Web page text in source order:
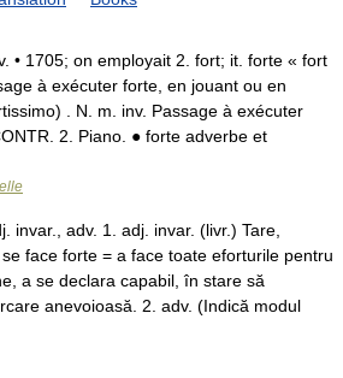
• 1705; on employait 2. fort; it. forte « fort
à exécuter forte, en jouant ou en
. N. m. inv. Passage à exécuter
2. Piano. ● forte adverbe et
invar., adv. 1. adj. invar. (livr.) Tare,
face forte = a face toate eforturile pentru
a se declara capabil, în stare să
anevoioasă. 2. adv. (Indică modul